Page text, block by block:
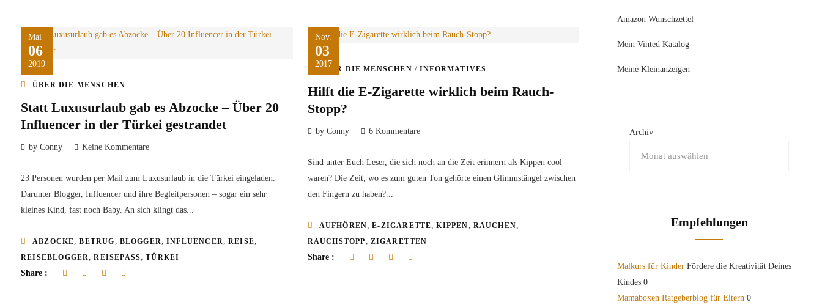
Mai
06
2019
ÜBER DIE MENSCHEN
Statt Luxusurlaub gab es Abzocke – Über 20
Influencer in der Türkei gestrandet
by Conny Keine Kommentare
23 Personen wurden per Mail zum Luxusurlaub in die Türkei eingeladen.
Darunter Blogger, Influencer und ihre Begleitpersonen – sogar ein sehr
kleines Kind, fast noch Baby. An sich klingt das...
ABZOCKE ,BETRUG BLOGGER ,INFLUENCER ,REISE
REISEBLOGGER ,REISEPASS ,TÜRKEI
Share :
Nov.
03
2017
ÜBER DIE MENSCHEN / INFORMATIVES
Hilft die E-Zigarette wirklich beim Rauch-
Stopp?
by Conny 6 Kommentare
Sind unter Euch Leser, die sich noch an die Zeit erinnern als Kippen cool
waren? Die Zeit, wo es zum guten Ton gehörte einen Glimmstängel zwischen
den Fingern zu haben?...
AUFHÖREN,E-ZIGARETTE,KIPPEN , RAUCHEN,
RAUCHSTOPP , ZIGARETTEN
Share :
Amazon Wunschzettel
Mein Vinted Katalog
Meine Kleinanzeigen
Archiv
Empfehlungen
Malkurs für Kinder Fördere die Kreativität Deines
Kindes 0
Mamaboxen Ratgeberblog für Eltern 0